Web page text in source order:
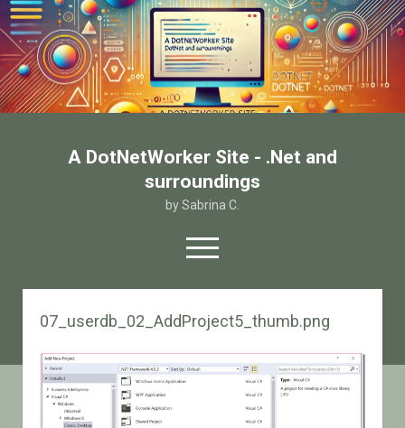
A DotNetWorker Site - .Net and
surroundings
by Sabrina C.
open
menu
twitterfacebook
email-form
Chi sono
07_userdb_02_AddProject5_thumb.png